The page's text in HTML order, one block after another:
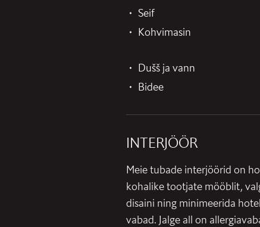
Seif
Kohvimasin
Dušš ja vann
Bidee
INTERJÖÖR
Meie tubade interjöörid on
kohalike tootjate mööblit,
disaini ning minimeerida
vabad. Jalge all on